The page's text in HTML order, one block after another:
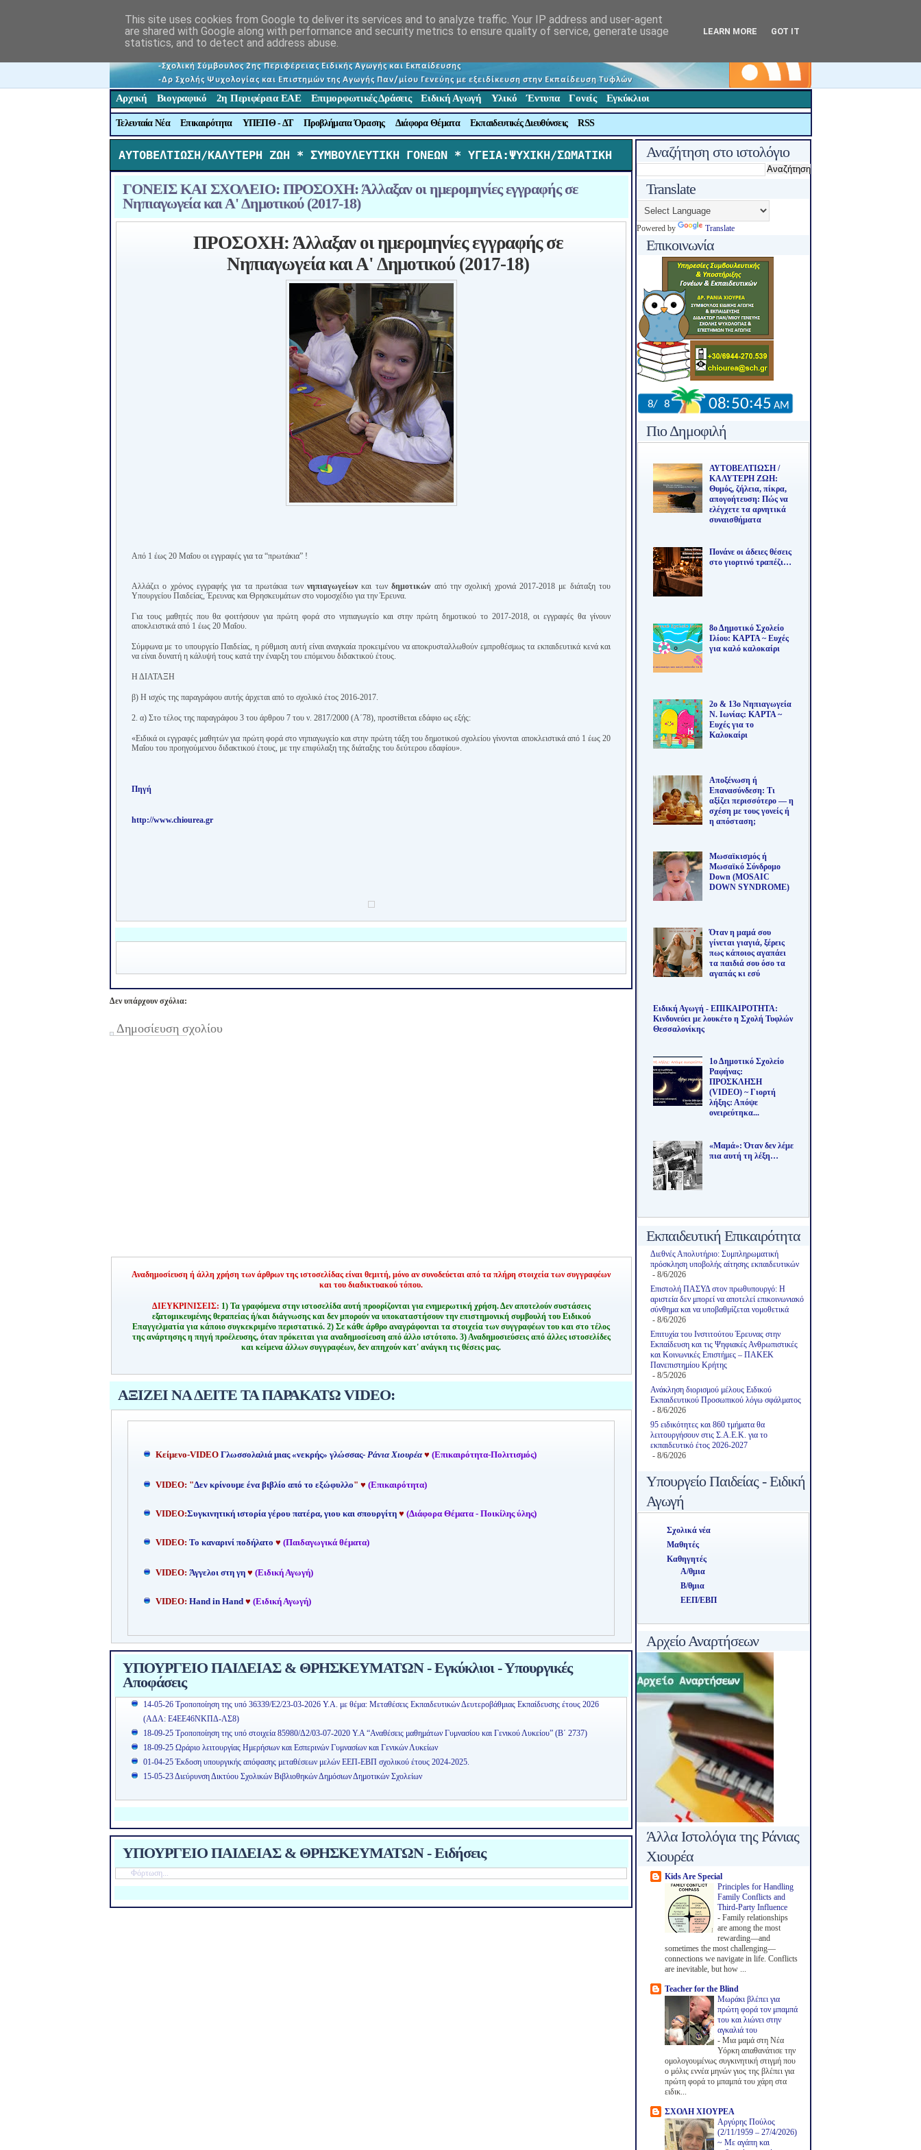
Αρχική Βιογραφικό 2η Περιφέρεια ΕΑΕ Επιμορφωτικές Δράσεις Ειδική Αγωγή Υλικό Έντυπα Γονείς Εγκύκλιοι
Τελευταία Νέα Επικαιρότητα ΥΠΕΠΘ - ΔΤ Προβλήματα Όρασης Διάφορα Θέματα Εκπαιδευτικές Διευθύνσεις RSS
ΑΥΤΟΒΕΛΤΙΩΣΗ/ΚΑΛΥΤΕΡΗ ΖΩΗ * ΣΥΜΒΟΥΛΕΥΤΙΚΗ ΓΟΝΕΩΝ * ΥΓΕΙΑ:ΨΥΧΙΚΗ/ΣΩΜΑΤΙΚΗ
ΓΟΝΕΙΣ ΚΑΙ ΣΧΟΛΕΙΟ: ΠΡΟΣΟΧΗ: Άλλαξαν οι ημερομηνίες εγγραφής σε
Νηπιαγωγεία και Α' Δημοτικού (2017-18)
ΠΡΟΣΟΧΗ: Άλλαξαν οι ημερομηνίες εγγραφής σε
Νηπιαγωγεία και Α' Δημοτικού (2017-18)
Από 1 έως 20 Μαΐου οι εγγραφές για τα “πρωτάκια” !
Αλλάζει ο χρόνος εγγραφής για τα πρωτάκια των νηπιαγωγείωνκαι τωνδημοτικώναπό την σχολική χρονιά 2017-2018 με διάταξη του
Υπουργείου Παιδείας, Έρευνας και Θρησκευμάτων στο νομοσχέδιο για την Έρευνα.
Για τους μαθητές που θα φοιτήσουν για πρώτη φορά στο νηπιαγωγείο και στην πρώτη δημοτικού το 2017-2018, οι εγγραφές θα γίνουν
αποκλειστικά από 1 έως 20 Μαΐου.
Σύμφωνα με το υπουργείο Παιδείας, η ρύθμιση αυτή είναι αναγκαία προκειμένου να αποκρυσταλλωθούν εμπροθέσμως τα εκπαιδευτικά κενά και
να είναι δυνατή η κάλυψή τους κατά την έναρξη του επόμενου διδακτικού έτους.
Η ΔΙΑΤΑΞΗ
β) Η ισχύς της παραγράφου αυτής άρχεται από το σχολικό έτος 2016-2017.
2. α) Στο τέλος της παραγράφου 3 του άρθρου 7 του ν. 2817/2000 (Α΄78), προστίθεται εδάφιο ως εξής:
«Ειδικά οι εγγραφές μαθητών για πρώτη φορά στο νηπιαγωγείο και στην πρώτη τάξη του δημοτικού σχολείου γίνονται αποκλειστικά από 1 έως 20
Μαΐου του προηγούμενου διδακτικού έτους, με την επιφύλαξη της διάταξης του δεύτερου εδαφίου».
Πηγή
http://www.chiourea.gr
Δεν υπάρχουν σχόλια:
Δημοσίευση σχολίου
Αναδημοσίευση ή άλλη χρήση των άρθρων της ιστοσελίδας είναι θεμιτή, μόνο αν συνοδεύεται από τα πλήρη στοιχεία των συγγραφέων
και του διαδικτυακού τόπου.
ΔΙΕΥΚΡΙΝΙΣΕΙΣ: 1) Τα γραφόμενα στην ιστοσελίδα αυτή προορίζονται για ενημερωτική χρήση. Δεν αποτελούν συστάσεις
εξατομικευμένης θεραπείας ή/και διάγνωσης και δεν μπορούν να υποκαταστήσουν την επιστημονική συμβουλή του Ειδικού
Επαγγελματία για κάποιο συγκεκριμένο περιστατικό. 2) Σε κάθε άρθρο αναγράφονται τα στοιχεία των συγγραφέων του και στο τέλος
της ανάρτησης η πηγή προέλευσης, όταν πρόκειται για αναδημοσίευση από άλλο ιστότοπο. 3) Αναδημοσιεύσεις από άλλες ιστοσελίδες
και κείμενα άλλων συγγραφέων, δεν απηχούν κατ' ανάγκη τις θέσεις μας.
ΑΞΙΖΕΙ ΝΑ ΔΕΙΤΕ ΤΑ ΠΑΡΑΚΑΤΩ VIDEO:
Kείμενο-VIDEO Γλωσσολαλιά μιας «νεκρής» γλώσσας- Ράνια Χιουρέα ♥ (Επικαιρότητα-Πολιτισμός)
VIDEO: "Δεν κρίνουμε ένα βιβλίο από το εξώφυλλο" ♥ (Επικαιρότητα)
VIDEO:Συγκινητική ιστορία γέρου πατέρα, γιου και σπουργίτη ♥ (Διάφορα Θέματα - Ποικίλης ύλης)
VIDEO: Το καναρινί ποδήλατο ♥ (Παιδαγωγικά θέματα)
VIDEO: Άγγελοι στη γη ♥ (Ειδική Αγωγή)
VIDEO: Hand in Hand♥ (Ειδική Αγωγή)
ΥΠΟΥΡΓΕΙΟ ΠΑΙΔΕΙΑΣ & ΘΡΗΣΚΕΥΜΑΤΩΝ - Εγκύκλιοι - Υπουργικές
Αποφάσεις
14-05-26 Τροποποίηση της υπό 36339/Ε2/23-03-2026 Υ.Α. με θέμα: Μεταθέσεις Εκπαιδευτικών Δευτεροβάθμιας Εκπαίδευσης έτους 2026
(ΑΔΑ: Ε4ΕΕ46ΝΚΠΔ-ΛΣ8)
18-09-25 Τροποποίηση της υπό στοιχεία 85980/Δ2/03-07-2020 Υ.Α “Αναθέσεις μαθημάτων Γυμνασίου και Γενικού Λυκείου” (Β΄ 2737)
18-09-25 Ωράριο λειτουργίας Ημερήσιων και Εσπερινών Γυμνασίων και Γενικών Λυκείων
01-04-25 Έκδοση υπουργικής απόφασης μεταθέσεων μελών ΕΕΠ-ΕΒΠ σχολικού έτους 2024-2025.
15-05-23 Διεύρυνση Δικτύου Σχολικών Βιβλιοθηκών Δημόσιων Δημοτικών Σχολείων
ΥΠΟΥΡΓΕΙΟ ΠΑΙΔΕΙΑΣ & ΘΡΗΣΚΕΥΜΑΤΩΝ - Ειδήσεις
Φόρτωση...
Αναζήτηση στο ιστολόγιο
Translate
Powered by Translate
Επικοινωνία
Πιο Δημοφιλή
ΑΥΤΟΒΕΛΤΙΩΣΗ /
ΚΑΛΥΤΕΡΗ ΖΩΗ:
Θυμός, ζήλεια, πίκρα,
απογοήτευση: Πώς να
ελέγχετε τα αρνητικά
συναισθήματα
Πονάνε οι άδειες θέσεις
στο γιορτινό τραπέζι…
8ο Δημοτικό Σχολείο
Ιλίου: ΚΑΡΤΑ ~ Ευχές
για καλό καλοκαίρι
2ο & 13ο Νηπιαγωγεία
Ν. Ιωνίας: ΚΑΡΤΑ ~
Ευχές για το
Καλοκαίρι
Αποξένωση ή
Επανασύνδεση: Τι
αξίζει περισσότερο — η
σχέση με τους γονείς ή
η απόσταση;
Μωσαϊκισμός ή
Μωσαϊκό Σύνδρομο
Down (MOSAIC
DOWN SYNDROME)
Όταν η μαμά σου
γίνεται γιαγιά, ξέρεις
πως κάποιος αγαπάει
τα παιδιά σου όσο τα
αγαπάς κι εσύ
Ειδική Αγωγή - ΕΠΙΚΑΙΡΟΤΗΤΑ:
Κινδυνεύει με λουκέτο η Σχολή Τυφλών
Θεσσαλονίκης
1ο Δημοτικό Σχολείο
Ραφήνας:
ΠΡΟΣΚΛΗΣΗ
(VIDEO) ~ Γιορτή
λήξης: Απόψε
ονειρεύτηκα...
«Μαμά»: Όταν δεν λέμε
πια αυτή τη λέξη…
Εκπαιδευτική Επικαιρότητα
Διεθνές Απολυτήριο: Συμπληρωματική
πρόσκληση υποβολής αίτησης εκπαιδευτικών
- 8/6/2026
Επιστολή ΠΑΣΥΔ στον πρωθυπουργό: Η
αριστεία δεν μπορεί να αποτελεί επικοινωνιακό
σύνθημα και να υποβαθμίζεται νομοθετικά
- 8/6/2026
Επιτυχία του Ινστιτούτου Έρευνας στην
Εκπαίδευση και τις Ψηφιακές Ανθρωπιστικές
και Κοινωνικές Επιστήμες – ΠΑΚΕΚ
Πανεπιστημίου Κρήτης
- 8/5/2026
Ανάκληση διορισμού μέλους Ειδικού
Εκπαιδευτικού Προσωπικού λόγω σφάλματος
- 8/6/2026
95 ειδικότητες και 860 τμήματα θα
λειτουργήσουν στις Σ.Α.Ε.Κ. για το
εκπαιδευτικό έτος 2026-2027
- 8/6/2026
Υπουργείο Παιδείας - Ειδική
Αγωγή
Σχολικά νέα
Μαθητές
Καθηγητές
Α/θμια
Β/θμια
ΕΕΠ/ΕΒΠ
Αρχείο Αναρτήσεων
Άλλα Ιστολόγια της Ράνιας
Χιουρέα
Kids Are Special
Principles for Handling
Family Conflicts and
Third-Party Influence
- Family relationships
are among the most
rewarding—and
sometimes the most challenging—
connections we navigate in life. Conflicts
are inevitable, but how ...
Teacher for the Blind
Μωράκι βλέπει για
πρώτη φορά τον μπαμπά
του και λιώνει στην
αγκαλιά του
- Μια μαμά στη Νέα
Υόρκη απαθανάτισε την
ομολογουμένως συγκινητική στιγμή που
ο μόλις εννέα μηνών γιος της βλέπει για
πρώτη φορά το μπαμπά του χάρη στα
ειδικ...
ΣΧΟΛΗ ΧΙΟΥΡΕΑ
Αργύρης Πούλος
(2/11/1959 – 27/4/2026)
~ Με αγάπη και
This site uses cookies from Google to deliver its services and to analyze traffic. Your IP address and user-agent
are shared with Google along with performance and security metrics to ensure quality of service, generate usage
statistics, and to detect and address abuse.
LEARN MORE GOT IT